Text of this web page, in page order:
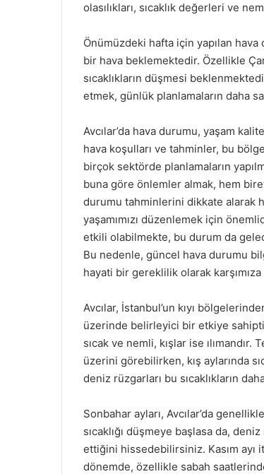
olasılıkları, sıcaklık değerleri ve
Önümüzdeki hafta için yapılan
bir hava beklemektedir. Özellikle
sıcaklıkların düşmesi
etmek, günlük planlamaların daha
Avcılar’da hava durumu, yaşam
hava koşulları ve tahminler, bu
birçok sektörde planlamaların
buna göre önlemler almak, hem
durumu tahminlerini dikkate alarak
yaşamımızı düzenlemek için
etkili olabilmekte, bu durum da
Bu nedenle, güncel hava durumu
hayati bir gereklilik olarak karşımıza
Avcılar, İstanbul’un kıyı
üzerinde belirleyici bir etkiye
sıcak ve nemli, kışlar ise ılımandır.
üzerini görebilirken, kış aylarında
deniz rüzgarları bu sıcaklıkların
Sonbahar ayları, Avcılar’da
sıcaklığı düşmeye başlasa da,
ettiğini hissedebilirsiniz. Kasım ayı
dönemde, özellikle sabah